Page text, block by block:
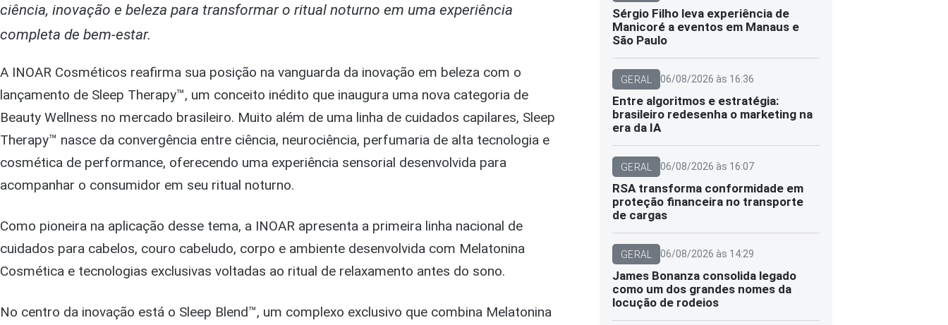
ciência, inovação e beleza para transformar o ritual noturno em uma experiência
completa de bem-estar.
A INOAR Cosméticos reafirma sua posição na vanguarda da inovação em beleza com o
lançamento de Sleep Therapy™, um conceito inédito que inaugura uma nova categoria de
Beauty Wellness no mercado brasileiro. Muito além de uma linha de cuidados capilares, Sleep
Therapy™ nasce da convergência entre ciência, neurociência, perfumaria de alta tecnologia e
cosmética de performance, oferecendo uma experiência sensorial desenvolvida para
acompanhar o consumidor em seu ritual noturno.
Como pioneira na aplicação desse tema, a INOAR apresenta a primeira linha nacional de
cuidados para cabelos, couro cabeludo, corpo e ambiente desenvolvida com Melatonina
Cosmética e tecnologias exclusivas voltadas ao ritual de relaxamento antes do sono.
No centro da inovação está o Sleep Blend™, um complexo exclusivo que combina Melatonina
Sérgio Filho leva experiência de
Manicoré a eventos em Manaus e
São Paulo
GERAL 06/08/2026 às 16:36
Entre algoritmos e estratégia:
brasileiro redesenha o marketing na
era da IA
GERAL 06/08/2026 às 16:07
RSA transforma conformidade em
proteção financeira no transporte
de cargas
GERAL 06/08/2026 às 14:29
James Bonanza consolida legado
como um dos grandes nomes da
locução de rodeios